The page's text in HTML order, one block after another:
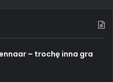
– trochę inna gra